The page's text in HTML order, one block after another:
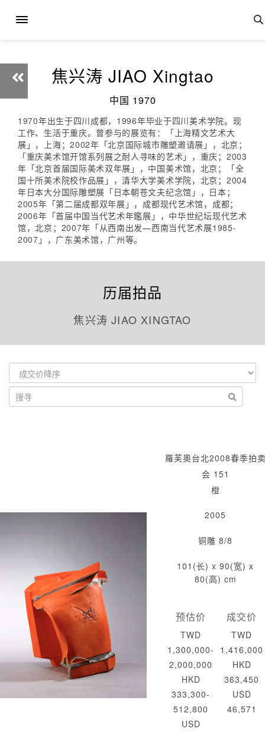
焦兴涛 JIAO Xingtao
中国 1970
1970年出生于四川成都，1996年毕业于四川美术学院。现
工作、生活于重庆。曾参与的展览有：「上海精文艺术大
展」，上海；2002年「北京国际城市雕塑邀请展」，北京；
「重庆美术馆开馆系列展之耐人寻味的艺术」，重庆；2003
年「北京首届国际美术双年展」，中国美术馆，北京；「全
国十所美术院校作品展」，清华大学美术学院，北京；2004
年日本大分国际雕塑展「日本朝苍文夫纪念馆」，日本；
2005年「第二届成都双年展」，成都现代艺术馆，成都；
2006年「首届中国当代艺术年鑑展」，中华世纪坛现代艺术
馆，北京；2007年「从西南出发—西南当代艺术展1985-
2007」，广东美术馆，广州等。
历届拍品
焦兴涛 JIAO XINGTAO
羅芙奧台北2008春季拍
会 151
橙
2005
铜雕 8/8
101(长) x 90(宽) x
80(高) cm
预估价
TWD
1,300,000-
2,000,000
HKD
333,300-
512,800
USD
成交价
TWD
1,416,000
HKD
363,450
USD
46,571